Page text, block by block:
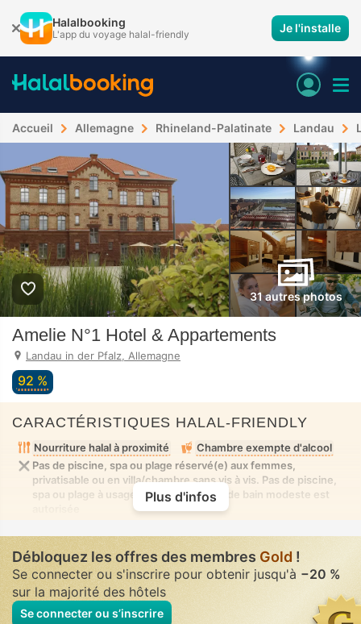
Halalbooking
L'app du voyage halal-friendly Je l'installe
Accueil Allemagne Rhineland-Palatinate Landau
31 autres photos
Amelie N°1 Hotel & Appartements
Landau in der Pfalz, Allemagne
92 %
CARACTÉRISTIQUES HALAL-FRIENDLY
Nourriture halal à proximité
Chambre exempte d'alcool
Pas de piscine, spa ou plage réservé(e) aux femmes,
privatisable ou en villa/chambre sans vis à vis. Pas de piscine,
spa ou plage à usage mixte où la tenue de bain modeste est
Plus d'infos
Débloquez les offres des membres Gold !
Se connecter ou s'inscrire pour obtenir jusqu'à −20 %
sur la majorité des hôtels
Se connecter ou s’inscrire